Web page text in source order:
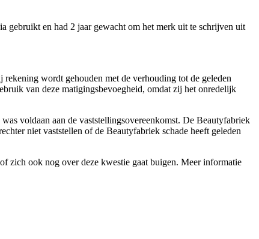
gebruikt en had 2 jaar gewacht om het merk uit te schrijven uit
wordt gehouden met de verhouding tot de geleden
van deze matigingsbevoegheid, omdat zij het onredelijk
voldaan aan de vaststellingsovereenkomst. De Beautyfabriek
niet vaststellen of de Beautyfabriek schade heeft geleden
zich ook nog over deze kwestie gaat buigen. Meer informatie